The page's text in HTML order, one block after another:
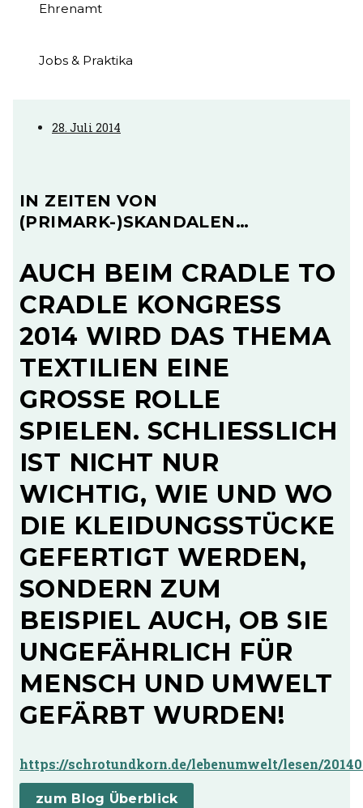
Ehrenamt
Jobs & Praktika
28. Juli 2014
IN ZEITEN VON
(PRIMARK-)SKANDALEN…
AUCH BEIM CRADLE TO
CRADLE KONGRESS
2014 WIRD DAS THEMA
TEXTILIEN EINE
GROSSE ROLLE S
PIELEN. SCHLIESSLICH IS
T NICHT NUR WI
CHTIG, WIE UND WO DI
E KLEIDUNGSSTÜCKE GE
FERTIGT WERDEN, SO
NDERN ZUM BE
ISPIEL AUCH, OB SIE UN
GEFÄHRLICH FÜR ME
NSCH UND UMWELT GE
FÄRBT WURDEN!
https://schrotundkorn.de/lebenumwelt/lesen/
zum Blog Überblick